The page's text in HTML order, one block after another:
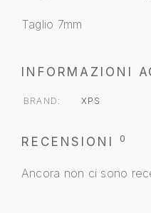
Taglio 7mm
INFORMAZIONI
BRAND XPS
RECENSIONI 0
Ancora non ci sono